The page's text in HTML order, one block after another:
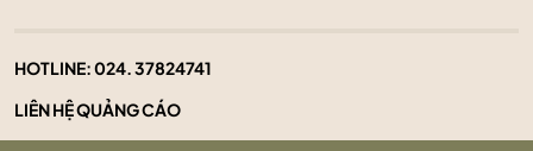
HOTLINE:024. 37824741
LIÊN HỆ QUẢNG CÁO